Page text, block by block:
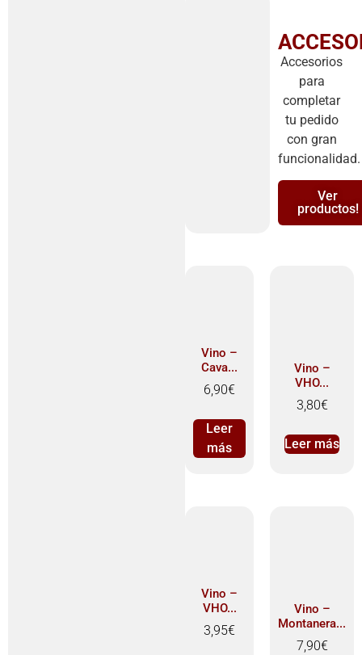
Accesorios
para
completar
tu pedido
con gran
funcionalidad.
Ver
productos!
Vino –
Cava...
6,90€
Leer
más
Vino –
VHO...
3,80€
Leer más
Vino –
VHO...
3,95€
Vino –
Montanera...
7,90€